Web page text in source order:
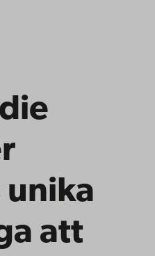
unika
att